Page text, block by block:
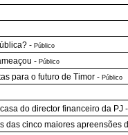
- Público
- Público
para o futuro de Timor - Público
do director financeiro da PJ
das cinco maiores apreensões